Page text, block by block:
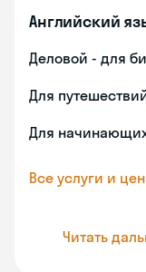
Английский
Деловой - для
Для
Для
Все услуги и
Читать